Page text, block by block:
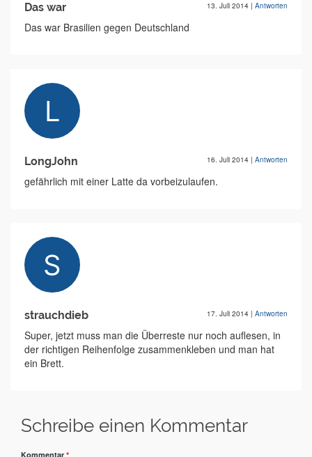
Das war 13. Juli 2014 | Antworten
Das war Brasilien gegen Deutschland
LongJohn 16. Juli 2014 | Antworten
gefährlich mit einer Latte da vorbeizulaufen.
strauchdieb 17. Juli 2014 | Antworten
Super, jetzt muss man die Überreste nur noch auflesen, in
der richtigen Reihenfolge zusammenkleben und man hat
ein Brett.
Schreibe einen Kommentar
Kommentar *